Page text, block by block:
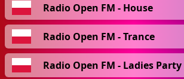
Radio Open FM - House
Radio Open FM - Trance
Radio Open FM - Ladies Party